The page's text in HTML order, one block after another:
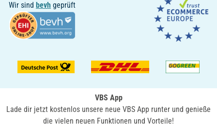
Wir sind bevh geprüft
VBS App
Lade dir jetzt kostenlos unsere neue VBS App runter und genieße
die vielen neuen Funktionen und Vorteile!